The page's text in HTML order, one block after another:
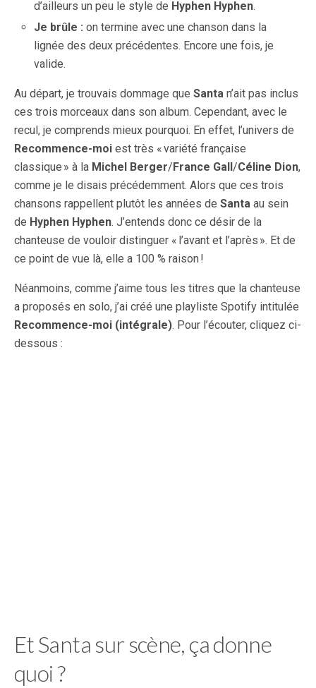
d’ailleurs un peu le style de Hyphen Hyphen.
Je brûle : on termine avec une chanson dans la
lignée des deux précédentes. Encore une fois, je
valide.
Au départ, je trouvais dommage que Santa n’ait pas inclus
ces trois morceaux dans son album. Cependant, avec le
recul, je comprends mieux pourquoi. En effet, l’univers de
Recommence-moi est très « variété française
classique » à la Michel Berger/France Gall/Céline Dion,
comme je le disais précédemment. Alors que ces trois
chansons rappellent plutôt les années de Santa au sein
de Hyphen Hyphen. J’entends donc ce désir de la
chanteuse de vouloir distinguer « l’avant et l’après ». Et de
ce point de vue là, elle a 100 % raison !
Néanmoins, comme j’aime tous les titres que la chanteuse
a proposés en solo, j’ai créé une playliste Spotify intitulée
Recommence-moi (intégrale). Pour l’écouter, cliquez ci-
dessous :
Et Santa sur scène, ça donne
quoi ?